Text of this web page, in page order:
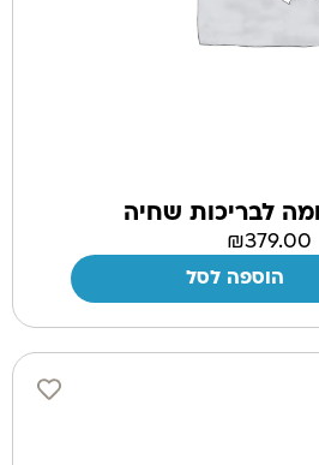
לבריכות שחיה
₪379.00
הוספה לסל